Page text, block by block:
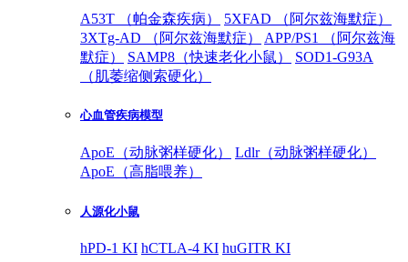
A53T （帕金森疾病）
5XFAD （阿尔兹海默症）
3XTg-AD （阿尔兹海默症）
APP/PS1 （阿尔兹海
默症）
SAMP8（快速老化小鼠）
SOD1-G93A
（肌萎缩侧索硬化）
心血管疾病模型
ApoE（动脉粥样硬化）
Ldlr（动脉粥样硬化）
ApoE（高脂喂养）
人源化小鼠
hPD-1 KI hCTLA-4 KI huGITR KI